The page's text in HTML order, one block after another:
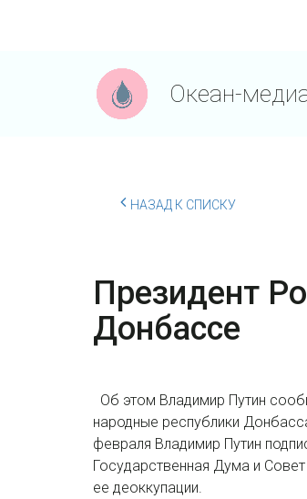
Океан-
НАЗАД К СПИСКУ
Президент
Донбассе
Об этом Владимир Путин
народные республики
февраля Владимир Путин
Государственная Дума и
ее деоккупации.